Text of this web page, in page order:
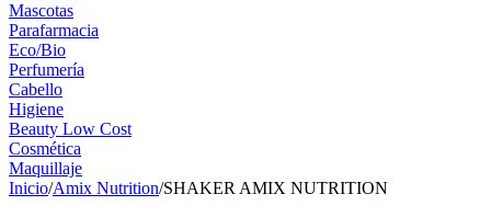
Mascotas
Parafarmacia
Eco/Bio
Perfumería
Cabello
Higiene
Beauty Low Cost
Cosmética
Maquillaje
Inicio/Amix Nutrition/SHAKER AMIX NUTRITION